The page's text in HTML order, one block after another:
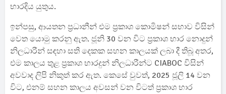
භාරදිය යුතුය.
ඉන්පසු, ආයතන ප්‍රධානීන් එම ප්‍රකාශ කොමිෂන් සභාව විසින්
වෙත යොමු කරනු ඇත. ජූනි 30 වන විට ප්‍රකාශ භාර නොදුන්
නිලධාරීන් සඳහා සති දෙකක සහන කාලයක් ලබා දී තිබූ අතර,
එම කාලය තුළ ප්‍රකාශ භාරදුන් නිලධාරීන්ට CIABOC විසින්
අවවාද ලිපි නිකුත් කර ඇත. කෙසේ වුවත්, 2025 ජූලි 14 වන
විට, එනම් සහන කාලය අවසන් වන විටත් ප්‍රකාශ භාර